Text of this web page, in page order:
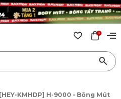
0
[HEY-KMHDP] H-9000 - Bông Mút